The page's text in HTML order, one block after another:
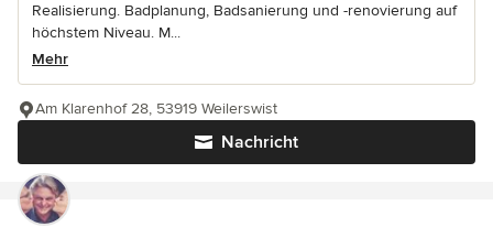
Realisierung. Badplanung, Badsanierung und -renovierung auf
höchstem Niveau. M...
Mehr
Nachricht
Am Klarenhof 28, 53919 Weilerswist